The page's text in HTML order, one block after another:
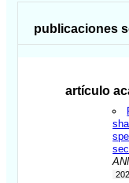
publicaciones
artículo